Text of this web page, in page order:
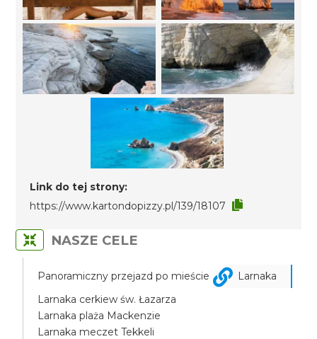
Link do tej strony:
https://www.kartondopizzy.pl/139/18107
NASZE CELE
Panoramiczny przejazd po mieście
Larnaka
Larnaka cerkiew św. Łazarza
Larnaka plaża Mackenzie
Larnaka meczet Tekkeli